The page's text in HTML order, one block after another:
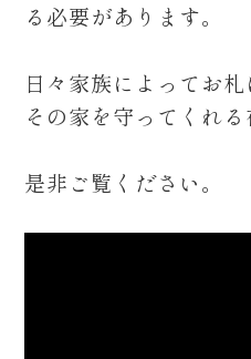
る必要があります。
日々家族によってお札
その家を守ってくれる
是非ご覧ください。